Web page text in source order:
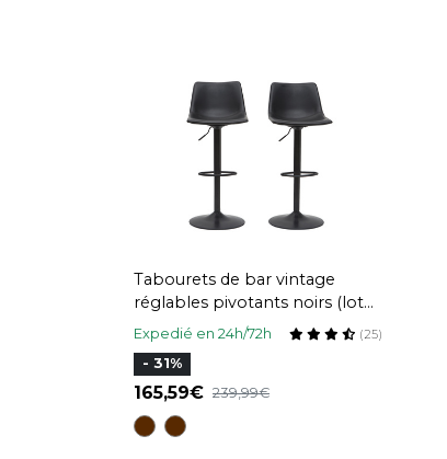
Tabourets de bar vintage
réglables pivotants noirs (lot
de 2) NEW ROCK
Expedié en 24h/72h (25)
- 31%
165,59 239,99